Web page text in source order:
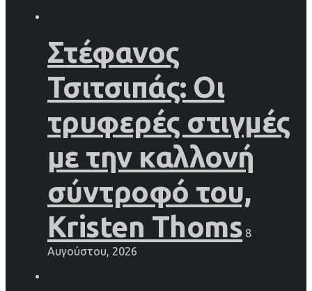
Στέφανος
Τσιτσιπάς: Οι
τρυφερές στιγμές
με την καλλονή
σύντροφό του,
Kristen Thoms 8
Αυγούστου, 2026